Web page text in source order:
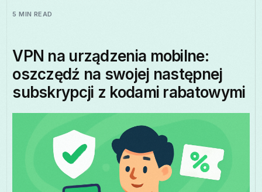
Polski
5 MIN READ
VPN na urządzenia mobilne:
oszczędź na swojej następnej
subskrypcji z kodami rabatowymi